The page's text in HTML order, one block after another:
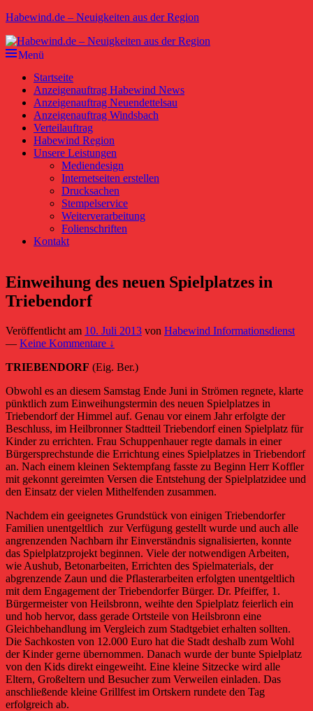
Zum
springen
Habewind.de – Neuigkeiten aus der Region
Menü
Primäres
Menü
Startseite
Anzeigenauftrag Habewind News
Anzeigenauftrag Neuendettelsau
Anzeigenauftrag Windsbach
Verteilauftrag
Habewind Region
Unsere Leistungen
Mediendesign
Internetseiten erstellen
Drucksachen
Stempelservice
Weiterverarbeitung
Folienschriften
Kontakt
Einweihung des neuen Spielplatzes in
Triebendorf
Veröffentlicht am 10. Juli 2013 von Habewind Informationsdienst
— Keine Kommentare ↓
TRIEBENDORF (Eig. Ber.)
Obwohl es an diesem Samstag Ende Juni in Strömen regnete, klarte
pünktlich zum Einweihungstermin des neuen Spielplatzes in
Triebendorf der Himmel auf. Genau vor einem Jahr erfolgte der
Beschluss, im Heilbronner Stadtteil Triebendorf einen Spielplatz für
Kinder zu errichten. Frau Schuppenhauer regte damals in einer
Bürgersprechstunde die Errichtung eines Spielplatzes in Triebendorf
an. Nach einem kleinen Sektempfang fasste zu Beginn Herr Koffler
mit gekonnt gereimten Versen die Entstehung der Spielplatzidee und
den Einsatz der vielen Mithelfenden zusammen.
Nachdem ein geeignetes Grundstück von einigen Triebendorfer
Familien unentgeltlich zur Verfügung gestellt wurde und auch alle
angrenzenden Nachbarn ihr Einverständnis signalisierten, konnte
das Spielplatzprojekt beginnen. Viele der notwendigen Arbeiten,
wie Aushub, Betonarbeiten, Errichten des Spielmaterials, der
abgrenzende Zaun und die Pflasterarbeiten erfolgten unentgeltlich
mit dem Engagement der Triebendorfer Bürger. Dr. Pfeiffer, 1.
Bürgermeister von Heilsbronn, weihte den Spielplatz feierlich ein
und hob hervor, dass gerade Ortsteile von Heilsbronn eine
Gleichbehandlung im Vergleich zum Stadtgebiet erhalten sollten.
Die Sachkosten von 12.000 Euro hat die Stadt deshalb zum Wohl
der Kinder gerne übernommen. Danach wurde der bunte Spielplatz
von den Kids direkt eingeweiht. Eine kleine Sitzecke wird alle
Eltern, Großeltern und Besucher zum Verweilen einladen. Das
anschließende kleine Grillfest im Ortskern rundete den Tag
erfolgreich ab.